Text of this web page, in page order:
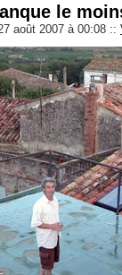
le
août 2007 à 00:08 ::